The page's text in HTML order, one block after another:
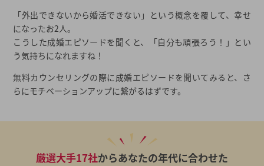
「外出できないから婚活できない」という概念を覆して、幸せ
になったお2人。
こうした成婚エピソードを聞くと、「自分も頑張ろう！」とい
う気持ちになれますね！
無料カウンセリングの際に成婚エピソードを聞いてみると、さ
らにモチベーションアップに繋がるはずです。
厳選大手17社からあなたの年代に合わせた